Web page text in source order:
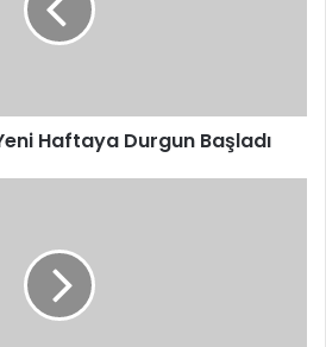
Haftaya Durgun Başladı